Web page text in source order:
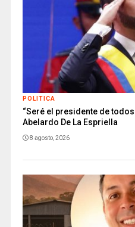
POLITICA
“Seré el presidente de
Abelardo De La Espriella
8 agosto, 2026